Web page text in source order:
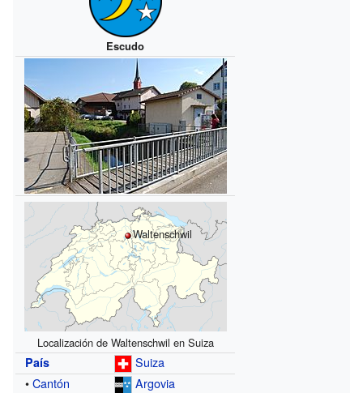
Escudo
Waltenschwil
Localización de Waltenschwil en Suiza
País
Suiza
•Cantón
Argovia